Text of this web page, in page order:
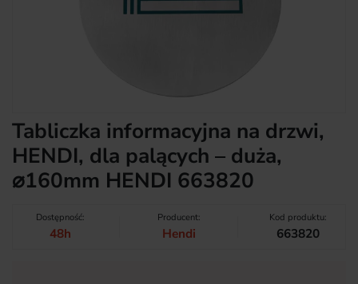
Tabliczka informacyjna na drzwi,
HENDI, dla palących – duża,
⌀160mm HENDI 663820
Dostępność:
48h
Producent:
Hendi
Kod produktu:
663820